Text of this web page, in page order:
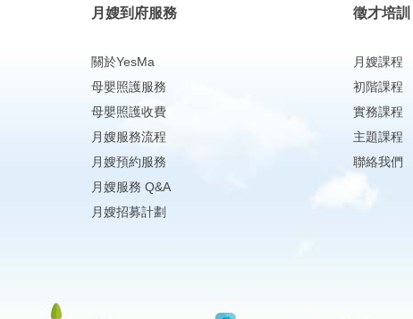
月嫂到府服務
關於YesMa
母嬰照護服務
母嬰照護收費
月嫂服務流程
月嫂預約服務
月嫂服務 Q&A
月嫂招募計劃
徵才培訓
月嫂課程
初階課程
實務課程
主題課程
聯絡我們